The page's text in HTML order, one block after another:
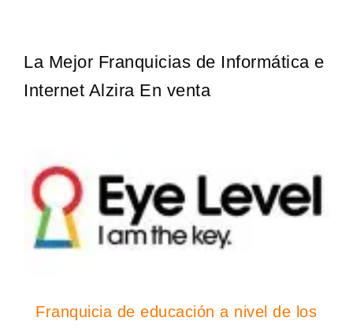
La Mejor Franquicias de Informática e
Internet Alzira En venta
Franquicia de educación a nivel de los